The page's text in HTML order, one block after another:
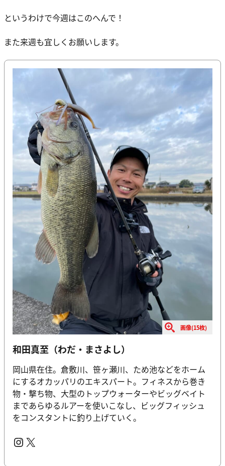
というわけで今週はこのへんで！
また来週も宜しくお願いします。
画像(15枚)
和田真至（わだ・まさよし）
岡山県在住。倉敷川、笹ヶ瀬川、ため池などをホーム
にするオカッパリのエキスパート。フィネスから巻き
物・撃ち物、大型のトップウォーターやビッグベイト
まであらゆるルアーを使いこなし、ビッグフィッシュ
をコンスタントに釣り上げていく。
InstagramX